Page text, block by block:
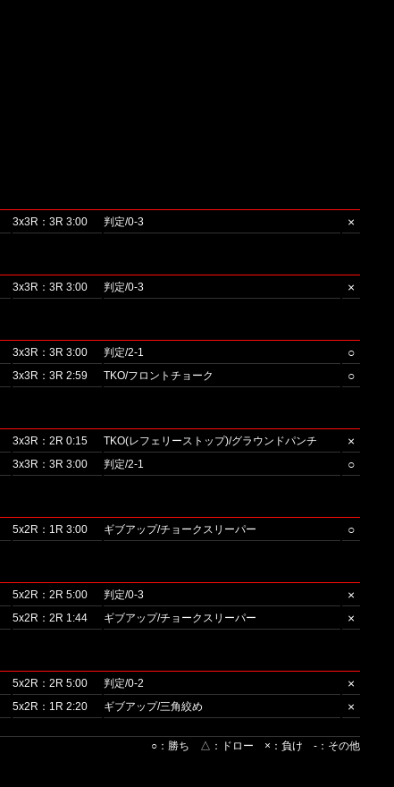
3x3R：3R 3:00 判定/0-3 ×
3x3R：3R 3:00 判定/0-3 ×
3x3R：3R 3:00 判定/2-1 ○
3x3R：3R 2:59 TKO/フロントチョーク ○
3x3R：2R 0:15 TKO(レフェリーストップ)/グラウンドパンチ ×
3x3R：3R 3:00 判定/2-1 ○
5x2R：1R 3:00 ギブアップ/チョークスリーパー ○
5x2R：2R 5:00 判定/0-3 ×
5x2R：2R 1:44 ギブアップ/チョークスリーパー ×
5x2R：2R 5:00 判定/0-2 ×
5x2R：1R 2:20 ギブアップ/三角絞め ×
○：勝ち △：ドロー ×：負け -：その他